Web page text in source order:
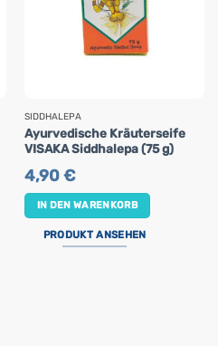
SIDDHALEPA
Ayurvedische Kräuterseife
VISAKA Siddhalepa (75 g)
4,90€
IN DEN WARENKORB
PRODUKT ANSEHEN